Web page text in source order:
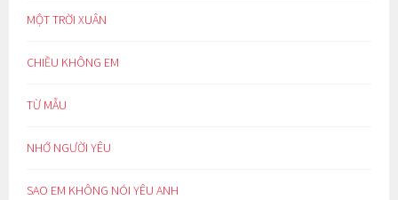
MỘT TRỜI XUÂN
CHIỀU KHÔNG EM
TỪ MẪU
NHỚ NGƯỜI YÊU
SAO EM KHÔNG NÓI YÊU ANH